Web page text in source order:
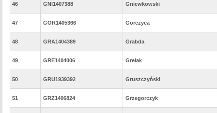
46 GNI1407388 Gniewkowski
47 GOR1405366 Gorczyca
48 GRA1404389 Grabda
49 GRE1404006 Grelak
50 GRU1939392 Gruszczyński
51 GRZ1406824 Grzegorczyk